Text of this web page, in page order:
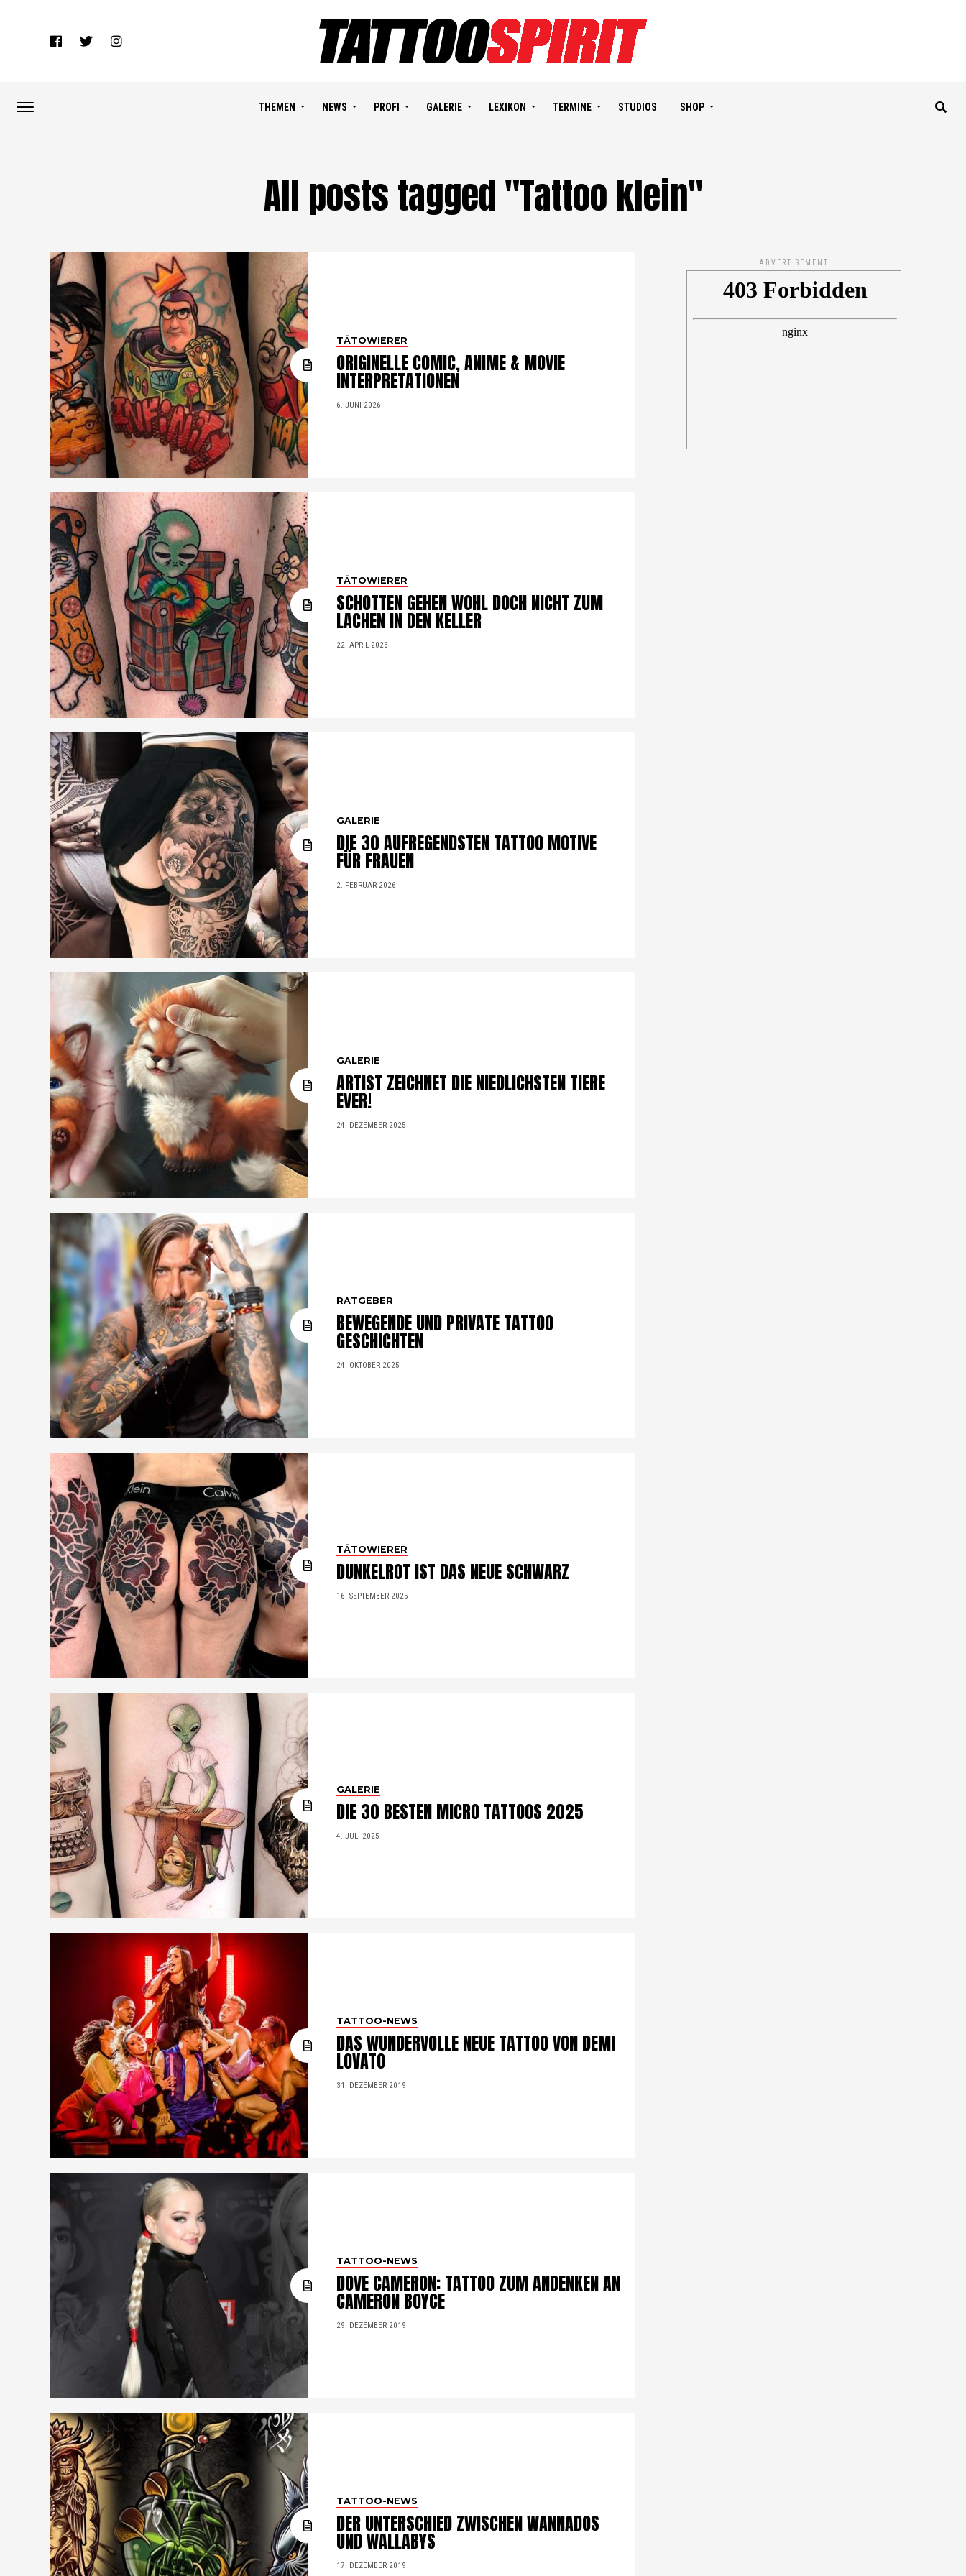
THEMEN NEWS PROFI GALERIE LEXIKON TERMINE STUDIOS SHOP
All posts tagged "Tattoo klein"
TÄTOWIERER
ORIGINELLE COMIC, ANIME & MOVIE
INTERPRETATIONEN
6. JUNI 2026
TÄTOWIERER
SCHOTTEN GEHEN WOHL DOCH NICHT ZUM
LACHEN IN DEN KELLER
22. APRIL 2026
GALERIE
DIE 30 AUFREGENDSTEN TATTOO MOTIVE
FÜR FRAUEN
2. FEBRUAR 2026
GALERIE
ARTIST ZEICHNET DIE NIEDLICHSTEN TIERE
EVER!
24. DEZEMBER 2025
RATGEBER
BEWEGENDE UND PRIVATE TATTOO
GESCHICHTEN
24. OKTOBER 2025
TÄTOWIERER
DUNKELROT IST DAS NEUE SCHWARZ
16. SEPTEMBER 2025
GALERIE
DIE 30 BESTEN MICRO TATTOOS 2025
4. JULI 2025
TATTOO-NEWS
DAS WUNDERVOLLE NEUE TATTOO VON DEMI
LOVATO
31. DEZEMBER 2019
TATTOO-NEWS
DOVE CAMERON: TATTOO ZUM ANDENKEN AN
CAMERON BOYCE
29. DEZEMBER 2019
TATTOO-NEWS
DER UNTERSCHIED ZWISCHEN WANNADOS
UND WALLABYS
17. DEZEMBER 2019
ADVERTISEMENT